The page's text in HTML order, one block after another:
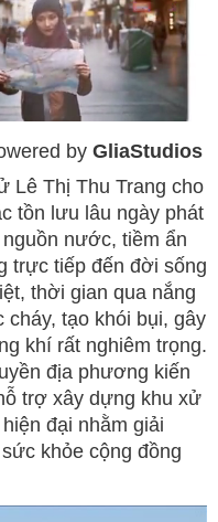
by GliaStudios
Lê Thị Thu Trang cho
tồn lưu lâu ngày phát
nước, tiềm ẩn
trực tiếp đến đời sống
thời gian qua nắng
cháy, tạo khói bụi, gây
khí rất nghiêm trọng.
địa phương kiến
trợ xây dựng khu xử
đại nhằm giải
khỏe cộng đồng